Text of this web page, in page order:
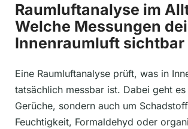
Raumluftanalyse im
Welche Messungen
Innenraumluft sichtbar
Eine Raumluftanalyse prüft, was in
tatsächlich messbar ist. Dabei geht
Gerüche, sondern auch um
Feuchtigkeit, Formaldehyd oder